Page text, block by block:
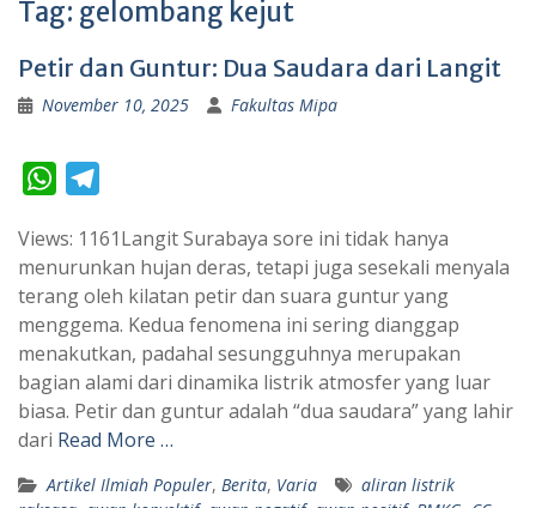
Tag: gelombang kejut
Petir dan Guntur: Dua Saudara dari Langit
November 10, 2025 Fakultas Mipa
W
a
t
s
A
p
p
l
e
g
r
a
m
Views: 1161Langit Surabaya sore ini tidak hanya
menurunkan hujan deras, tetapi juga sesekali menyala
terang oleh kilatan petir dan suara guntur yang
menggema. Kedua fenomena ini sering dianggap
menakutkan, padahal sesungguhnya merupakan
bagian alami dari dinamika listrik atmosfer yang luar
biasa. Petir dan guntur adalah “dua saudara” yang lahir
dari Read More …
Artikel Ilmiah Populer, Berita, Varia
aliran listrik